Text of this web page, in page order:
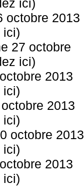
ici)
octobre 2013
ici)
27 octobre
ici)
2013
ici)
2013
ici)
octobre 2013
ici)
2013
ici)